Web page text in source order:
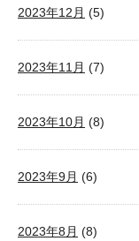
2023年12月 (5)
2023年11月 (7)
2023年10月 (8)
2023年9月 (6)
2023年8月 (8)